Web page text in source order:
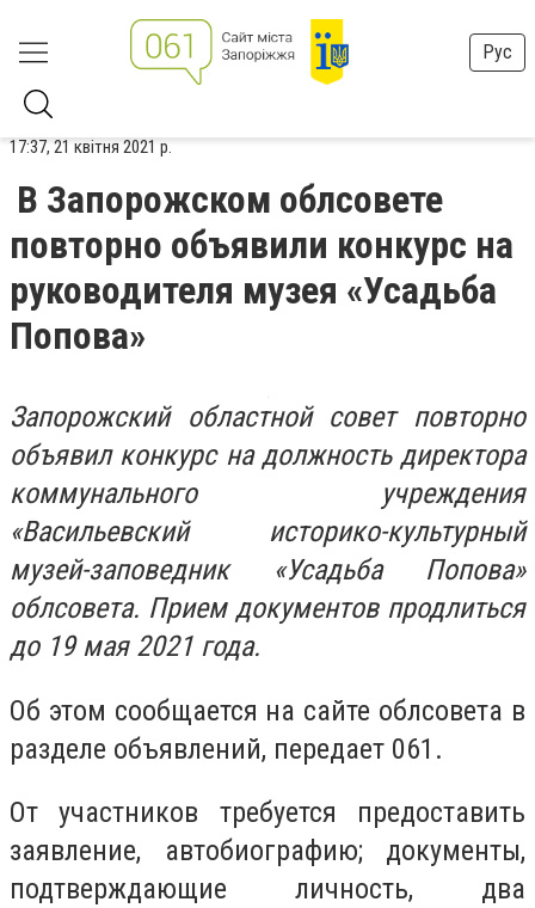
Рус
17:37, 21 квітня 2021 р.
В Запорожском облсовете
повторно объявили конкурс на
руководителя музея «Усадьба
Попова»
Запорожский областной совет повторно
объявил конкурс на должность директора
коммунального учреждения
«Васильевский историко-культурный
музей-заповедник «Усадьба Попова»
облсовета. Прием документов продлиться
до 19 мая 2021 года.
Об этом сообщается на сайте облсовета в
разделе объявлений, передает 061.
От участников требуется предоставить
заявление, автобиографию; документы,
подтверждающие личность, два